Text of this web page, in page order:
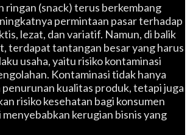
ringan (snack) terus berkembang
permintaan pasar terhadap
lezat, dan variatif. Namun, di balik
terdapat tantangan besar yang harus
usaha, yaitu risiko kontaminasi
Kontaminasi tidak hanya
penurunan kualitas produk, tetapi juga
risiko kesehatan bagi konsumen
kerugian bisnis yang